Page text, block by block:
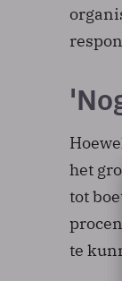
het
tot
te